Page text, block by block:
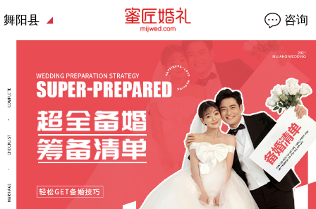
舞阳县 咨询